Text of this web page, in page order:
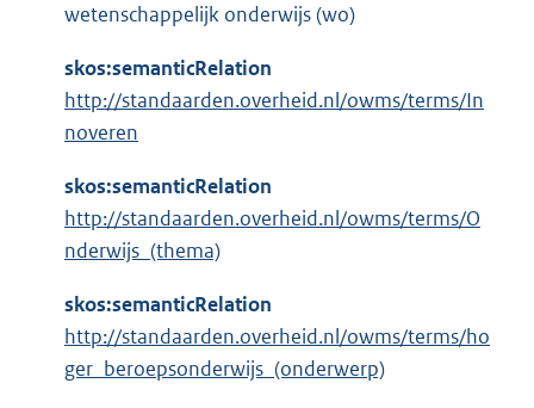
wetenschappelijk onderwijs (wo)
skos:semanticRelation
http://standaarden.overheid.nl/owms/terms/In
noveren
skos:semanticRelation
http://standaarden.overheid.nl/owms/terms/O
nderwijs_(thema)
skos:semanticRelation
http://standaarden.overheid.nl/owms/terms/ho
ger_beroepsonderwijs_(onderwerp)